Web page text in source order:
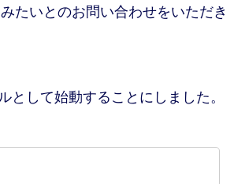
たいとのお問い合わせをいただき
して始動することにしました。